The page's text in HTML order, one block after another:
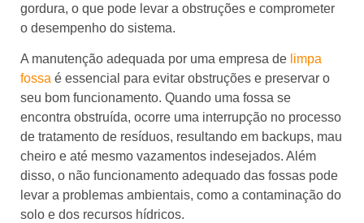
gordura, o que pode levar a obstruções e comprometer
o desempenho do sistema.
A manutenção adequada por uma empresa de limpa
fossa é essencial para evitar obstruções e preservar o
seu bom funcionamento. Quando uma fossa se
encontra obstruída, ocorre uma interrupção no processo
de tratamento de resíduos, resultando em backups, mau
cheiro e até mesmo vazamentos indesejados. Além
disso, o não funcionamento adequado das fossas pode
levar a problemas ambientais, como a contaminação do
solo e dos recursos hídricos.